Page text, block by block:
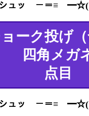
ュッ －＝≡ ━☆(ﾉ
ーク投げ（
四角メガ
点目
ュッ －＝≡ ━☆(ﾉ